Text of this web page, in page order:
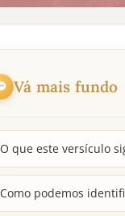
Vá mais fundo
O que este versículo
Como podemos